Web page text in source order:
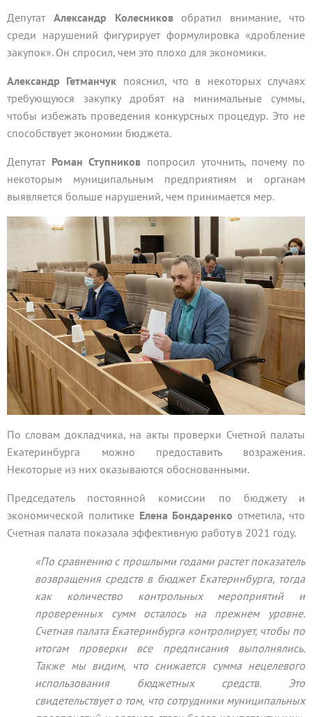
Депутат Александр Колесниковобратил внимание, что
среди нарушений фигурирует формулировка «дробление
закупок». Он спросил, чем это плохо для экономики.
Александр Гетманчук пояснил, что в некоторых случаях
требующуюся закупку дробят на минимальные суммы,
чтобы избежать проведения конкурсных процедур. Это не
способствует экономии бюджета.
Депутат Роман Ступников попросил уточнить, почему по
некоторым муниципальным предприятиям и органам
выявляется больше нарушений, чем принимается мер.
По словам докладчика, на акты проверки Счетной палаты
Екатеринбурга можно предоставить возражения.
Некоторые из них оказываются обоснованными.
Председатель постоянной комиссии по бюджету и
экономической политике Елена Бондаренко отметила, что
Счетная палата показала эффективную работу в 2021 году.
«По сравнению с прошлыми годами растет показатель
возвращения средств в бюджет Екатеринбурга, тогда
как количество контрольных мероприятий и
проверенных сумм осталось на прежнем уровне.
Счетная палата Екатеринбурга контролирует, чтобы по
итогам проверки все предписания выполнялись.
Также мы видим, что снижается сумма нецелевого
использования бюджетных средств. Это
свидетельствует о том, что сотрудники муниципальных